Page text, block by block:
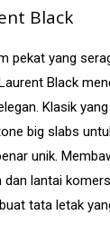
Black
pekat yang
Black
Klasik
big slabs
unik.
dan lantai
tata letak